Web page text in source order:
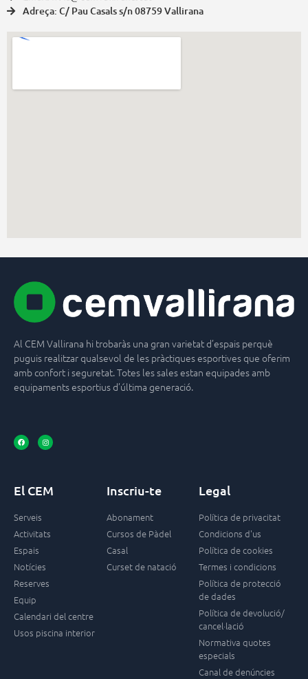
Adreça: C/ Pau Casals s/n 08759 Vallirana
Al CEM Vallirana hi trobaràs una gran varietat d’espais perquè
puguis realitzar qualsevol de les pràctiques esportives que oferim
amb confort i seguretat. Totes les sales estan equipades amb
equipaments esportius d’última generació.
El CEM
Serveis
Activitats
Espais
Notícies
Reserves
Equip
Calendari del centre
Usos piscina interior
Inscriu-te
Abonament
Cursos de Pàdel
Casal
Curset de natació
Legal
Política de privacitat
Condicions d'us
Política de cookies
Termes i condicions
Política de protecció
de dades
Política de devolució/
cancel·lació
Normativa quotes
especials
Canal de denúncies